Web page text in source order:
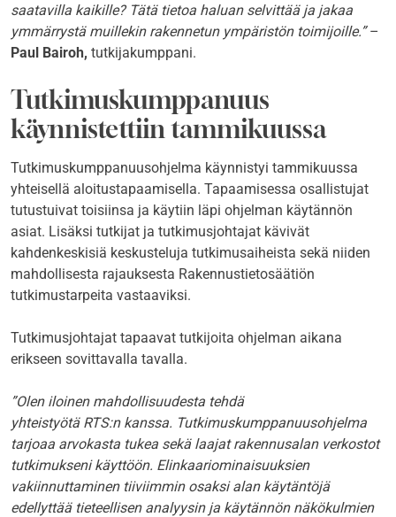
saatavilla kaikille? Tätä tietoa haluan selvittää ja jakaa
ymmärrystä muillekin rakennetun ympäristön toimijoille.”–
Paul Bairoh, tutkijakumppani.
Tutkimuskumppanuus
käynnistettiin tammikuussa
Tutkimuskumppanuusohjelma käynnistyi tammikuussa
yhteisellä aloitustapaamisella. Tapaamisessa osallistujat
tutustuivat toisiinsa ja käytiin läpi ohjelman käytännön
asiat. Lisäksi tutkijat ja tutkimusjohtajat kävivät
kahdenkeskisiä keskusteluja tutkimusaiheista sekä niiden
mahdollisesta rajauksesta Rakennustietosäätiön
tutkimustarpeita vastaaviksi.
Tutkimusjohtajat tapaavat tutkijoita ohjelman aikana
erikseen sovittavalla tavalla.
”Olen iloinen mahdollisuudesta tehdä
yhteistyötä RTS:n kanssa. Tutkimuskumppanuusohjelma
tarjoaa arvokasta tukea sekä laajat rakennusalan verkostot
tutkimukseni käyttöön. Elinkaariominaisuuksien
vakiinnuttaminen tiiviimmin osaksi alan käytäntöjä
edellyttää tieteellisen analyysin ja käytännön näkökulmien